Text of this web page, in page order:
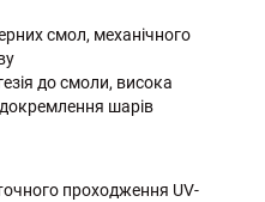
смол, механічного
до смоли, висока
шарів
проходження UV-